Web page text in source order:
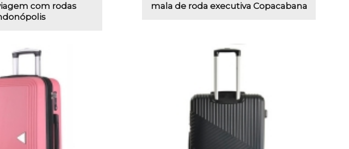
com rodas
mala de roda executiva Copacabana